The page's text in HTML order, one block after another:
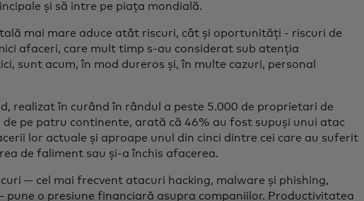
și să intre pe piața mondială.
mai mare aduce atât riscuri, cât și oportunități - riscuri de
afaceri, care mult timp s-au considerat sub atenția
sunt acum, în mod dureros și, în multe cazuri, personal
realizat în curând în rândul a peste 5.000 de proprietari de
de pe patru continente, arată că 46% au fost supuși unui atac
lor actuale și aproape unul din cinci dintre cei care au suferit
de faliment sau și-a închis afacerea.
— cel mai frecvent atacuri hacking, malware și phishing,
pune o presiune financiară asupra companiilor. Productivitatea